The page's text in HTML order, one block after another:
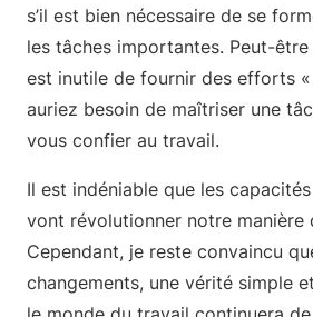
s’il est bien nécessaire de se
les tâches importantes. Peut-être
est inutile de fournir des efforts
auriez besoin de maîtriser une
vous confier au travail.
Il est indéniable que les
vont révolutionner notre manière
Cependant, je reste convaincu
changements, une vérité simple